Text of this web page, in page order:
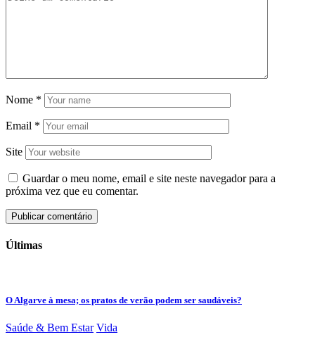
Nome *
Email *
Site
Guardar o meu nome, email e site neste navegador para a
próxima vez que eu comentar.
Últimas
O Algarve à mesa; os pratos de verão podem ser saudáveis?
Saúde & Bem Estar Vida